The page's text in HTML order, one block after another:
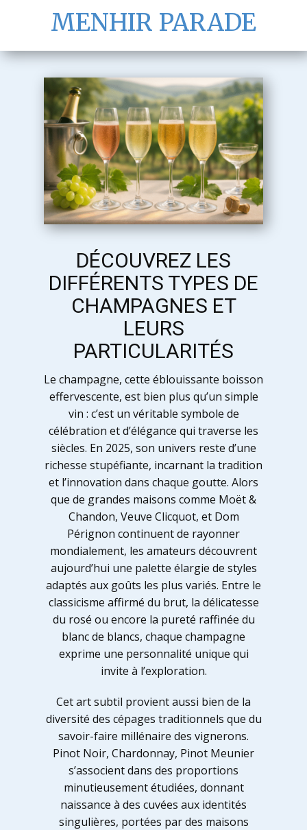
MENHIR PARADE
DÉCOUVREZ LES
DIFFÉRENTS TYPES DE
CHAMPAGNES ET
LEURS
PARTICULARITÉS
Le champagne, cette éblouissante boisson
effervescente, est bien plus qu’un simple
vin : c’est un véritable symbole de
célébration et d’élégance qui traverse les
siècles. En 2025, son univers reste d’une
richesse stupéfiante, incarnant la tradition
et l’innovation dans chaque goutte. Alors
que de grandes maisons comme Moët &
Chandon, Veuve Clicquot, et Dom
Pérignon continuent de rayonner
mondialement, les amateurs découvrent
aujourd’hui une palette élargie de styles
adaptés aux goûts les plus variés. Entre le
classicisme affirmé du brut, la délicatesse
du rosé ou encore la pureté raffinée du
blanc de blancs, chaque champagne
exprime une personnalité unique qui
invite à l’exploration.
Cet art subtil provient aussi bien de la
diversité des cépages traditionnels que du
savoir-faire millénaire des vignerons.
Pinot Noir, Chardonnay, Pinot Meunier
s’associent dans des proportions
minutieusement étudiées, donnant
naissance à des cuvées aux identités
singulières, portées par des maisons